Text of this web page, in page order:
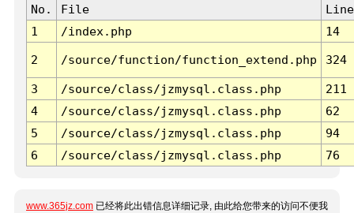
No. File
Line
1
/index.php 14
2 /source/function/function_extend.php 324
3 /source/class/jzmysql.class.php
211
4
/source/class/jzmysql.class.php
62
5
/source/class/jzmysql.class.php
94
6
/source/class/jzmysql.class.php 76
www.365jz.com 已经将此出错信息详细记录, 由此给您带来的访问不便我